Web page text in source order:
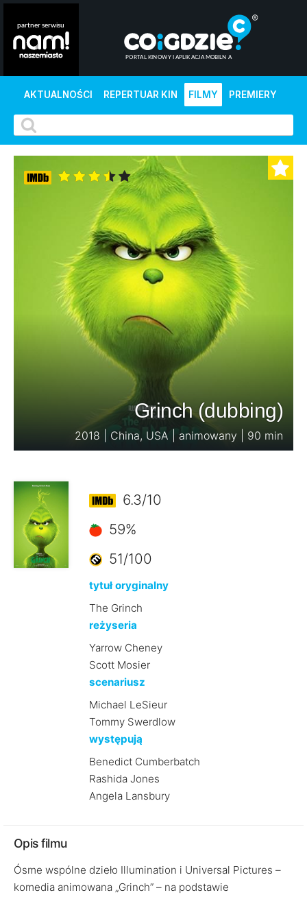
AKTUALNOŚCI REPERTUAR KIN FILMY PREMIERY
Grinch (dubbing)
2018 | China, USA | animowany | 90 min
6.3/10
59%
51/100
tytuł oryginalny
The Grinch
reżyseria
Yarrow Cheney
Scott Mosier
scenariusz
Michael LeSieur
Tommy Swerdlow
występują
Benedict Cumberbatch
Rashida Jones
Angela Lansbury
Opis filmu
Ósme wspólne dzieło Illumination i Universal Pictures –
komedia animowana „Grinch” – na podstawie